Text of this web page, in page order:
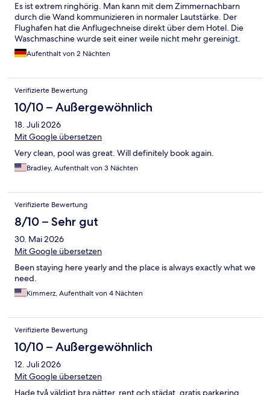
Es ist extrem ringhörig. Man kann mit dem Zimmernachbarn
durch die Wand kommunizieren in normaler Lautstärke. Der
Flughafen hat die Anflugechneise direkt über dem Hotel. Die
Waschmaschine wurde seit einer weile nicht mehr gereinigt.
Aufenthalt von 2 Nächten
Verifizierte Bewertung
10/10 – Außergewöhnlich
18. Juli 2026
Mit Google übersetzen
Very clean, pool was great. Will definitely book again.
Bradley, Aufenthalt von 3 Nächten
Verifizierte Bewertung
8/10 – Sehr gut
30. Mai 2026
Mit Google übersetzen
Been staying here yearly and the place is always exactly what we
need.
Kimmerz, Aufenthalt von 4 Nächten
Verifizierte Bewertung
10/10 – Außergewöhnlich
12. Juli 2026
Mit Google übersetzen
Hade två väldigt bra nätter, rent och städat, gratis parkering